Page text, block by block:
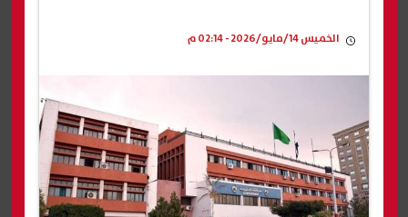
الخميس 14/مايو/2026 - 02:14 م